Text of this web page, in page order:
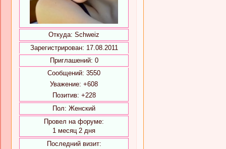
Откуда: Schweiz
Зарегистрирован: 17.08.2011
Приглашений: 0
Сообщений: 3550
Уважение: +608
Позитив: +228
Пол: Женский
Провел на форуме:
1 месяц 2 дня
Последний визит: